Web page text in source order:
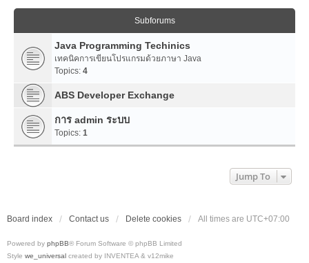
Subforums
Java Programming Techinics
เทคนิคการเขียนโปรแกรมด้วยภาษา Java
Topics: 4
ABS Developer Exchange
การ admin ระบบ
Topics: 1
Jump To
Board index Contact us Delete cookies All times are UTC+07:00
Powered by phpBB® Forum Software © phpBB Limited
Style we_universal created by INVENTEA & v12mike